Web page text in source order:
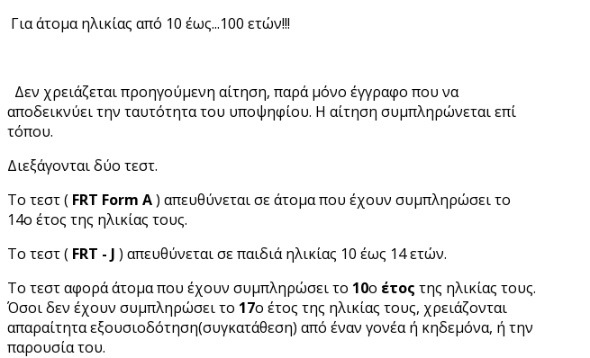
Για άτομα ηλικίας από 10 έως...100 ετών!!!
Δεν χρειάζεται προηγούμενη αίτηση, παρά μόνο έγγραφο που να
αποδεικνύει την ταυτότητα του υποψηφίου. Η αίτηση συμπληρώνεται επί
τόπου.
Διεξάγονται δύο τεστ.
Το τεστ ( FRT Form A) απευθύνεται σε άτομα που έχουν συμπληρώσει το
14ο έτος της ηλικίας τους.
Το τεστ ( FRT - J ) απευθύνεται σε παιδιά ηλικίας 10 έως 14 ετών.
Το τεστ αφορά άτομα που έχουν συμπληρώσει το 10ο έτος της ηλικίας τους.
Όσοι δεν έχουν συμπληρώσει το 17ο έτος της ηλικίας τους, χρειάζονται
απαραίτητα εξουσιοδότηση(συγκατάθεση) από έναν γονέα ή κηδεμόνα, ή την
παρουσία του.